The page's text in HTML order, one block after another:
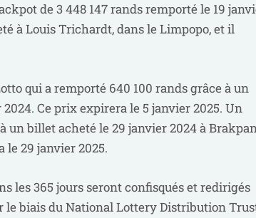
de 3 448 147 rands remporté le 19
à Louis Trichardt, dans le Limpopo, et il
qui a remporté 640 100 rands grâce à un
Ce prix expirera le 5 janvier 2025. Un
un billet acheté le 29 janvier 2024 à
le 29 janvier 2025.
les 365 jours seront confisqués et redirigés
biais du National Lottery Distribution